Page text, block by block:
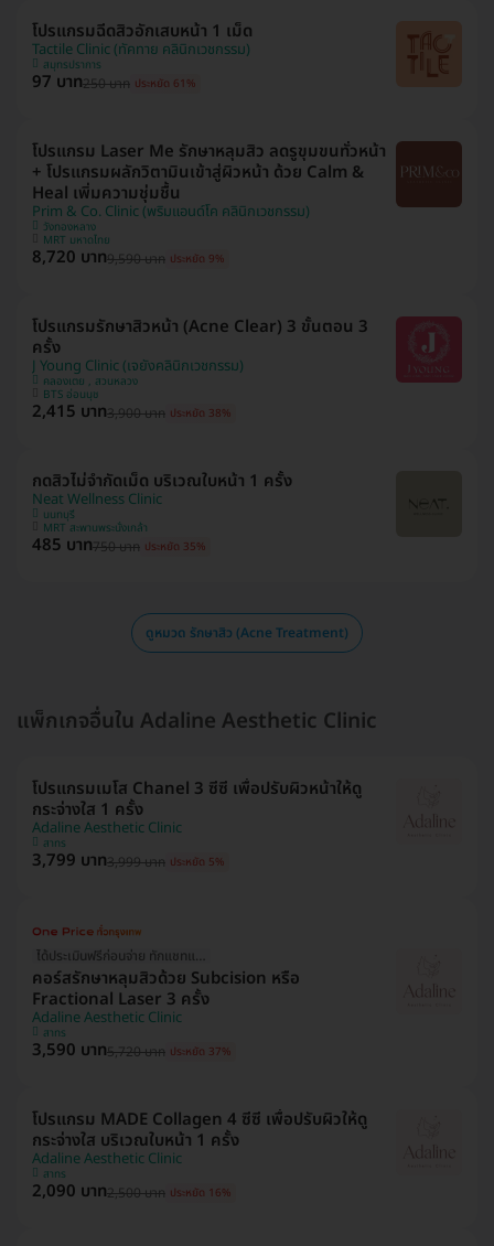
โปรแกรมฉีดสิวอักเสบหน้า 1 เม็ด
Tactile Clinic (ทัคทาย คลินิกเวชกรรม)
สมุทรปราการ
97 บาท250 บาท ประหยัด 61%
โปรแกรม Laser Me รักษาหลุมสิว ลดรูขุมขนทั่วหน้า
+ โปรแกรมผลักวิตามินเข้าสู่ผิวหน้า ด้วย Calm &
Heal เพิ่มความชุ่มชื้น
Prim & Co. Clinic (พริมแอนด์โค คลินิกเวชกรรม)
วังทองหลาง
MRT มหาดไทย
8,720 บาท9,590 บาท ประหยัด 9%
โปรแกรมรักษาสิวหน้า (Acne Clear) 3 ขั้นตอน 3
ครั้ง
J Young Clinic (เจยังคลินิกเวชกรรม)
คลองเตย , สวนหลวง
BTS อ่อนนุช
2,415 บาท3,900 บาท ประหยัด 38%
กดสิวไม่จำกัดเม็ด บริเวณใบหน้า 1 ครั้ง
Neat Wellness Clinic
นนทบุรี
MRT สะพานพระนั่งเกล้า
485 บาท750 บาท ประหยัด 35%
ดูหมวด รักษาสิว (Acne Treatment)
แพ็กเกจอื่นใน Adaline Aesthetic Clinic
โปรแกรมเมโส Chanel 3 ซีซี เพื่อปรับผิวหน้าให้ดู
กระจ่างใส 1 ครั้ง
Adaline Aesthetic Clinic
สาทร
3,799 บาท3,999 บาท ประหยัด 5%
ได้ประเมินฟรีก่อนจ่าย ทักแชทแอดมินเลย!
คอร์สรักษาหลุมสิวด้วย Subcision หรือ
Fractional Laser 3 ครั้ง
Adaline Aesthetic Clinic
สาทร
3,590 บาท5,720 บาท ประหยัด 37%
โปรแกรม MADE Collagen 4 ซีซี เพื่อปรับผิวให้ดู
กระจ่างใส บริเวณใบหน้า 1 ครั้ง
Adaline Aesthetic Clinic
สาทร
2,090 บาท2,500 บาท ประหยัด 16%